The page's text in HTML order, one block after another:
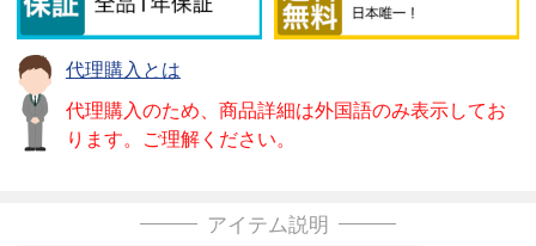
代理購入とは
代理購入のため、商品詳細は外国語のみ表示してお
ります。ご理解ください。
アイテム説明